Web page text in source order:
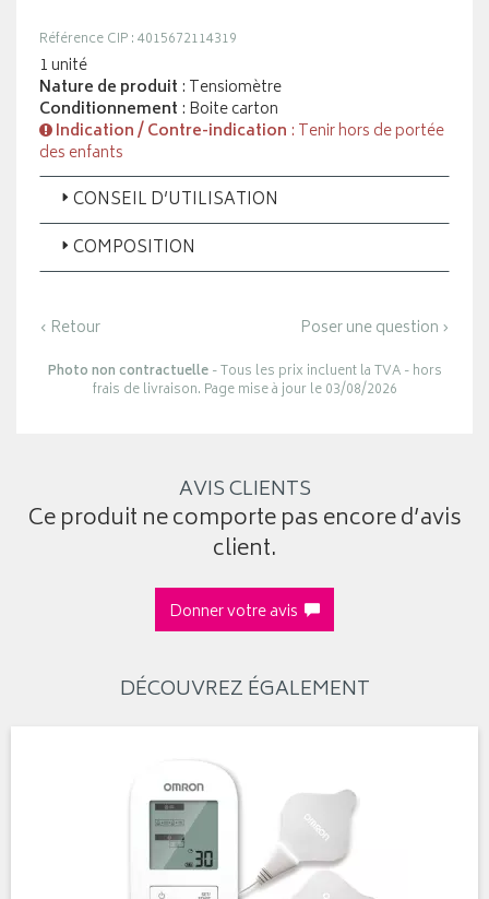
Référence CIP : 4015672114319
1 unité
Nature de produit : Tensiomètre
Conditionnement : Boite carton
Indication / Contre-indication : Tenir hors de portée
des enfants
CONSEIL D’UTILISATION
COMPOSITION
‹ Retour Poser une question ›
Photo non contractuelle- Tous les prix incluent la TVA - hors
frais de livraison. Page mise à jour le 03/08/2026
AVIS CLIENTS
Ce produit ne comporte pas encore d’avis
client.
Donner votre avis
DÉCOUVREZ ÉGALEMENT